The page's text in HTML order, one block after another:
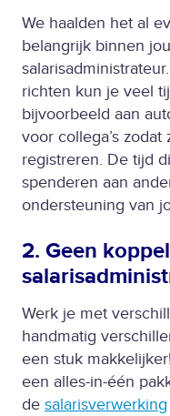
We haalden het al
belangrijk binnen
richten kun je veel
bijvoorbeeld aan
voor collega’s
registreren. De tijd
spenderen aan
ondersteuning van
2. Geen
Werk je met
handmatig
een stuk
een alles-in-één
de salarisverwerking